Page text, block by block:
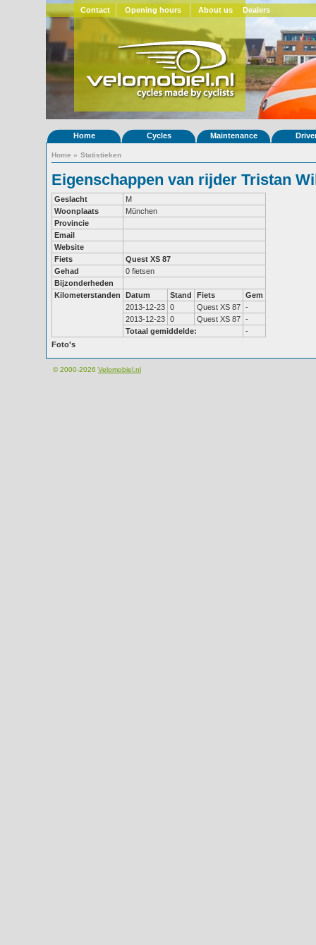
Contact Opening hours About us Dealers
Home Cycles Maintenance
Home » Statistieken
Eigenschappen van rijder Tristan
Geslacht
M
Woonplaats
München
Provincie
Email
Website
Fiets
Quest XS 87
Gehad
0 fietsen
Bijzonderheden
Kilometerstanden
Datum Stand Fiets
Gem
2013-12-23 0 Quest XS 87 -
2013-12-23 0 Quest XS 87 -
Totaal gemiddelde:
-
Foto's
© 2000-2026 Velomobiel.nl